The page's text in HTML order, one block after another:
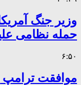
وزیر جنگ
حمله نظامی
۶:۵۰
موافقت ترامپ